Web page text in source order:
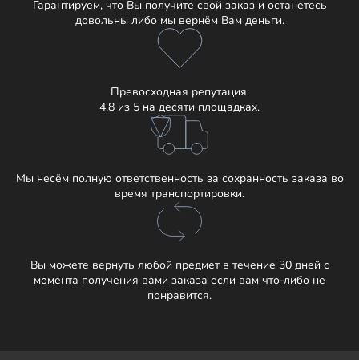
Гарантируем, что Вы получите свой заказ и останетесь
довольны либо мы вернём Вам деньги.
Превосходная репутация:
4.8 из 5 на десяти площадках.
Мы несём полную ответственность за сохранность заказа во
время транспортировки.
Вы можете вернуть любой предмет в течение 30 дней с
момента получения вами заказа если вам что-либо не
понравится.